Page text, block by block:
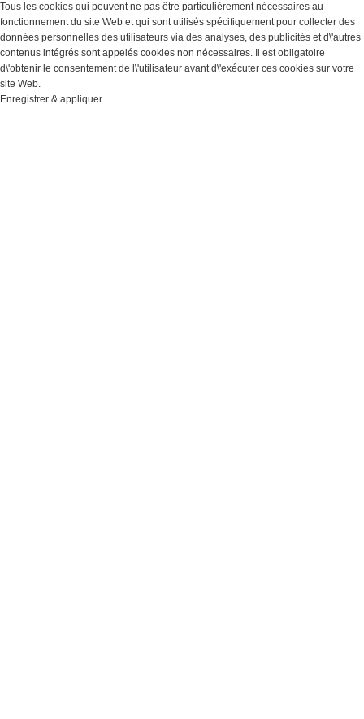
Tous les cookies qui peuvent ne pas être particulièrement nécessaires au
fonctionnement du site Web et qui sont utilisés spécifiquement pour collecter des
données personnelles des utilisateurs via des analyses, des publicités et d\'autres
contenus intégrés sont appelés cookies non nécessaires. Il est obligatoire
d\'obtenir le consentement de l\'utilisateur avant d\'exécuter ces cookies sur votre
site Web.
Enregistrer & appliquer